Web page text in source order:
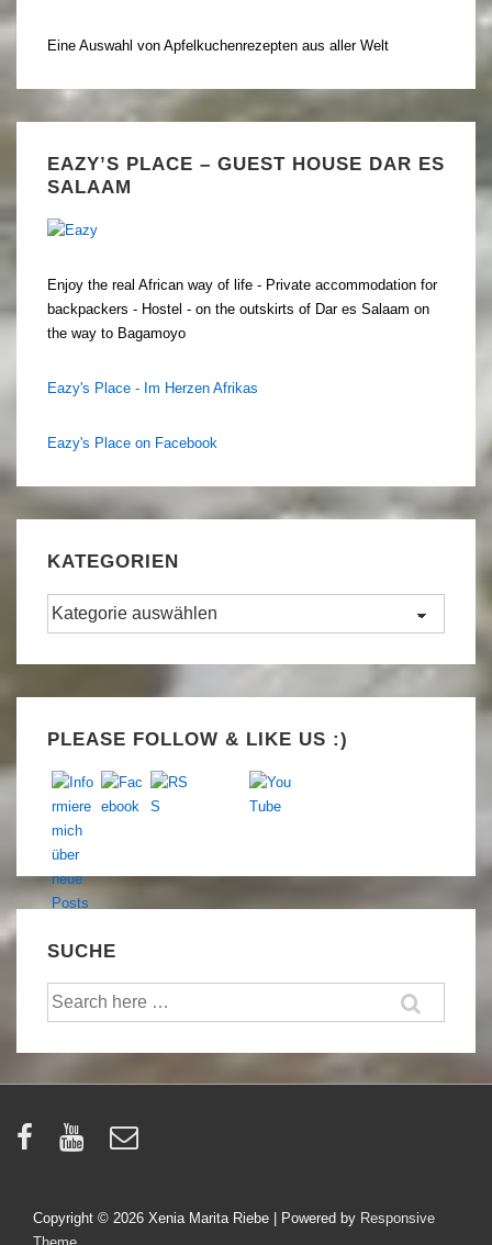
Eine Auswahl von Apfelkuchenrezepten aus aller Welt
EAZY’S PLACE – GUEST HOUSE DAR ES
SALAAM
Enjoy the real African way of life - Private accommodation for
backpackers - Hostel - on the outskirts of Dar es Salaam on
the way to Bagamoyo
Eazy's Place - Im Herzen Afrikas
Eazy's Place on Facebook
KATEGORIEN
Kategorien
PLEASE FOLLOW & LIKE US :)
SUCHE
Suche
nach:
Copyright © 2026 Xenia Marita Riebe | Powered by Responsive